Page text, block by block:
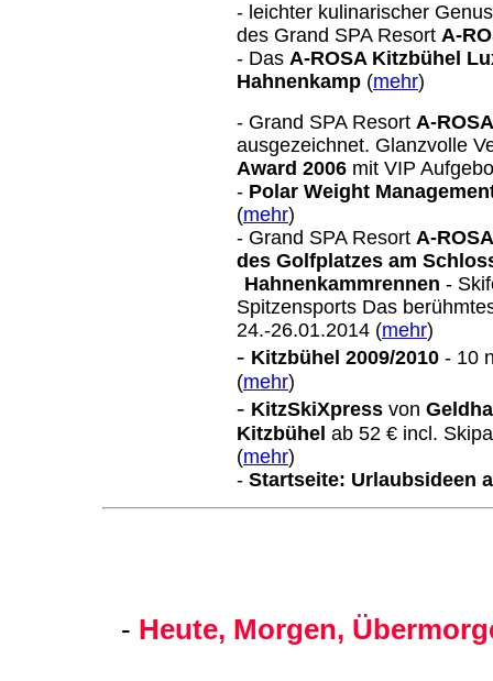
- leichter kulinarischer
des Grand SPA Resort A-
- Das A-ROSA Kitzbühel
Hahnenkamp (mehr)
- Grand SPA Resort A-
ausgezeichnet. Glanzvolle
Award 2006 mit VIP
- Polar Weight
(mehr)
- Grand SPA Resort A-
des Golfplatzes am
Hahnenkammrennen -
Spitzensports Das
24.-26.01.2014 (mehr)
- Kitzbühel 2009/2010 - 10
(mehr)
- KitzSkiXpress von
Kitzbühel ab 52 € incl.
(mehr)
- Startseite: Urlaubsideen
- Heute, Morgen,